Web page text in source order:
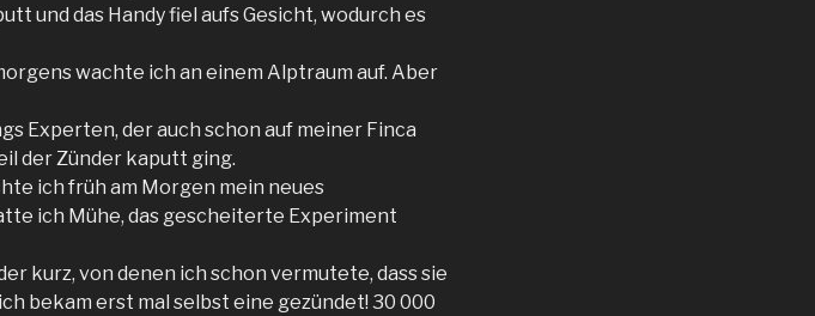
und das Handy fiel aufs Gesicht, wodurch es
wachte ich an einem Alptraum auf. Aber
Experten, der auch schon auf meiner Finca
der Zünder kaputt ging.
ich früh am Morgen mein neues
ich Mühe, das gescheiterte Experiment
kurz, von denen ich schon vermutete, dass sie
bekam erst mal selbst eine gezündet! 30 000